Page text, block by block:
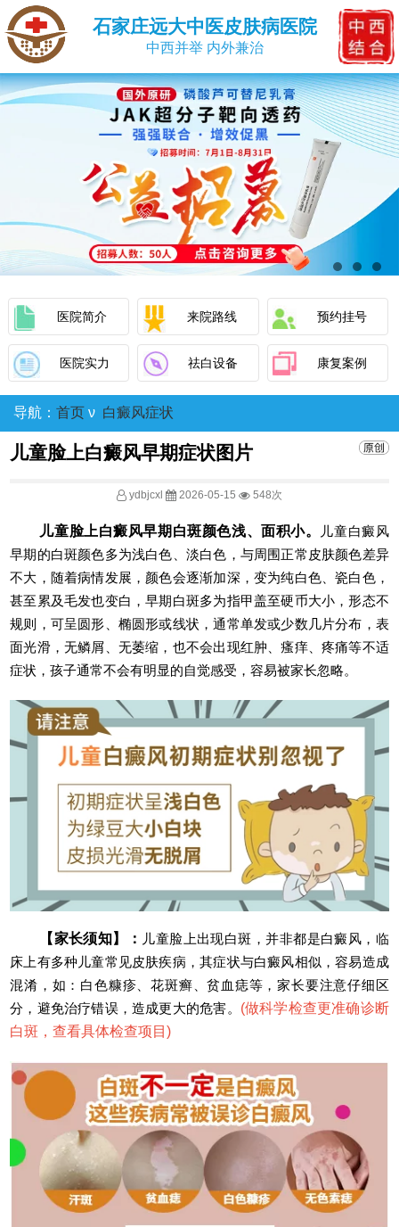
石家庄远大中医皮肤病医院
中西并举 内外兼治
医院简介 来院路线 预约挂号
医院实力 祛白设备 康复案例
导航： 首页 ν 白癜风症状
儿童脸上白癜风早期症状图片
ydbjcxl 2026-05-15 548次
儿童脸上白癜风早期白斑颜色浅、面积小。
儿童白癜风
早期的白斑颜色多为浅白色、淡白色，与周围正常皮肤颜色差异
不大，随着病情发展，颜色会逐渐加深，变为纯白色、瓷白色，
甚至累及毛发也变白，早期白斑多为指甲盖至硬币大小，形态不
规则，可呈圆形、椭圆形或线状，通常单发或少数几片分布，表
面光滑，无鳞屑、无萎缩，也不会出现红肿、瘙痒、疼痛等不适
症状，孩子通常不会有明显的自觉感受，容易被家长忽略。
【家长须知】： 儿童脸上出现白斑，并非都是白癜风，临
床上有多种儿童常见皮肤疾病，其症状与白癜风相似，容易造成
混淆，如：白色糠疹、花斑癣、贫血痣等，家长要注意仔细区
分，避免治疗错误，造成更大的危害。 (做科学检查更准确诊断
白斑，查看具体检查项目)